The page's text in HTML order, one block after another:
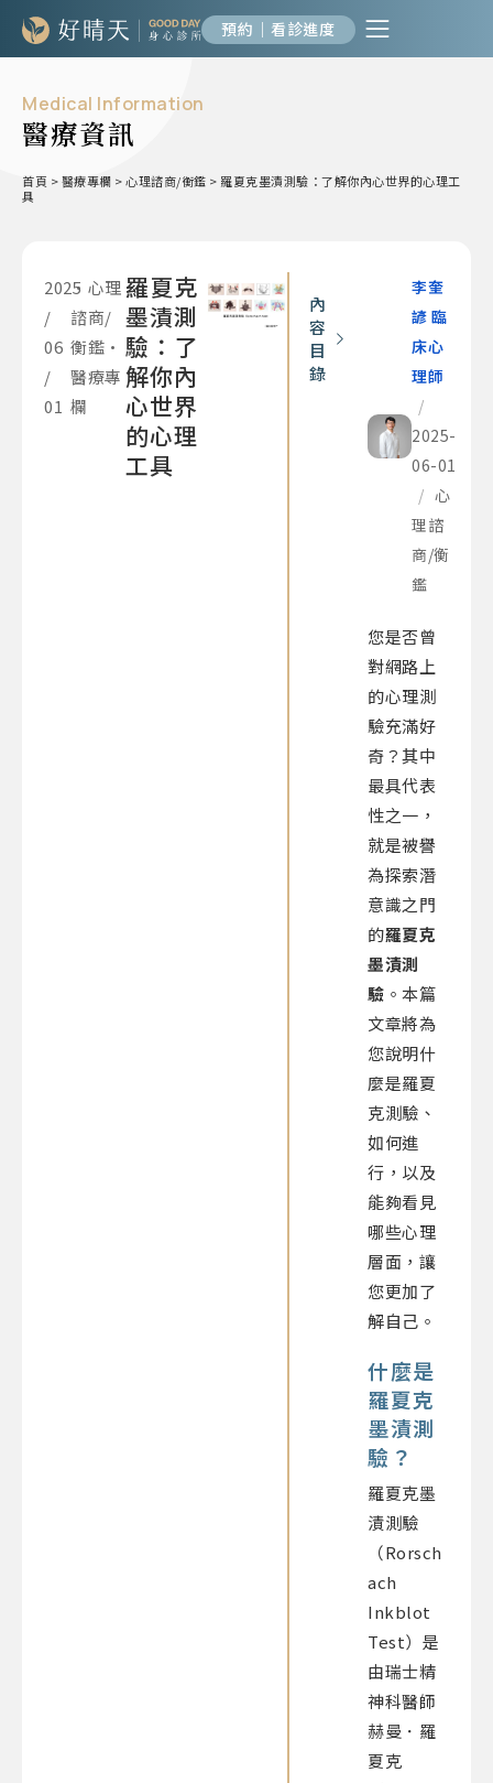
預約｜看診進度
Medical Information
醫療資訊
首頁 >醫療專欄 >心理諮商/衡鑑 > 羅夏克墨漬測驗：了解你內心世界的心理工
具
2025
/
06
/
01
• 心理
諮商/
衡鑑 •
醫療專
欄
羅夏克
墨漬測
驗：了
解你內
心世界
的心理
工具
內
容
目
錄
李奎
諺 臨
床心
理師
/
2025-
06-01
/ 心
理諮
商/衡
鑑
您是否曾
對網路上
的心理測
驗充滿好
奇？其中
最具代表
性之一，
就是被譽
為探索潛
意識之門
的羅夏克
墨漬測
驗 。本篇
文章將為
您說明什
麼是羅夏
克測驗、
如何進
行，以及
能夠看見
哪些心理
層面，讓
您更加了
解自己。
什麼是
羅夏克
墨漬測
驗？
羅夏克墨
漬測驗
（Rorsch
ach
Inkblot
Test）是
由瑞士精
神科醫師
赫曼．羅
夏克